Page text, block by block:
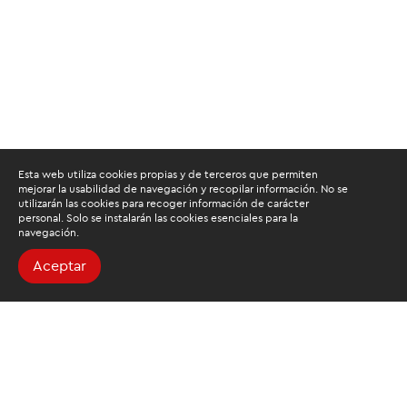
Esta web utiliza cookies propias y de terceros que permiten
mejorar la usabilidad de navegación y recopilar información. No se
utilizarán las cookies para recoger información de carácter
personal. Solo se instalarán las cookies esenciales para la
navegación.
Aceptar